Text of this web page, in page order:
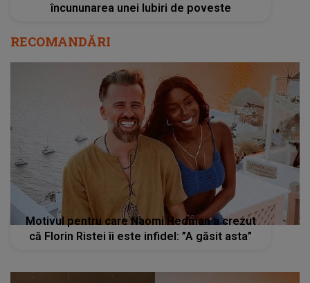
încununarea unei Iubiri de poveste
RECOMANDĂRI
Motivul pentru care Naomi Hedman a crezut
că Florin Ristei îi este infidel: ”A găsit asta”